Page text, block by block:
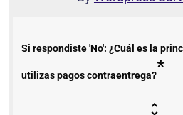
Si respondiste 'No': ¿Cuál es la
utilizas pagos contraentrega?*